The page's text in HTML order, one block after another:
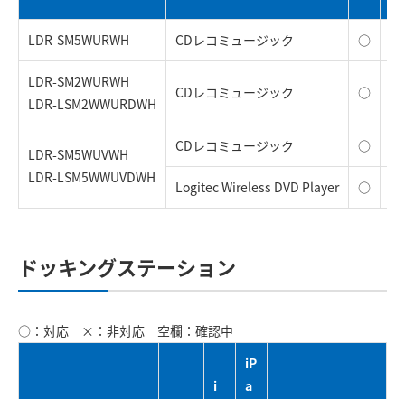
LDR-SM5WURWH CDレコミュージック ○
LDR-SM2WURWH
LDR-LSM2WWURDWH
CDレコミュージック ○
LDR-SM5WUVWH
LDR-LSM5WWUVDWH
CDレコミュージック ○
Logitec Wireless DVD Player ○
ドッキングステーション
○：対応 ×：非対応 空欄：確認中
i
iP
a